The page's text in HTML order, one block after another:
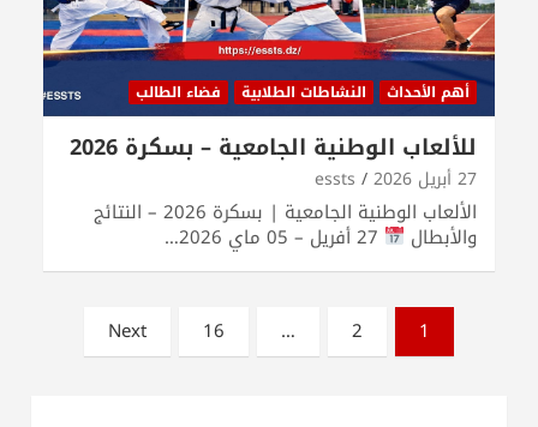
أهم الأحداث النشاطات الطلابية فضاء الطالب
للألعاب الوطنية الجامعية – بسكرة 2026
27 أبريل 2026 essts
الألعاب الوطنية الجامعية | بسكرة 2026 – النتائج
والأبطال
1
2
…
16
Next